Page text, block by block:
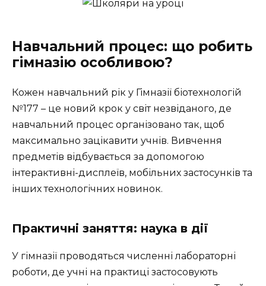
Навчальний процес: що робить
гімназію особливою?
Кожен навчальний рік у Гімназії біотехнологій
№177 – це новий крок у світ незвіданого, де
навчальний процес організовано так, щоб
максимально зацікавити учнів. Вивчення
предметів відбувається за допомогою
інтерактивні-дисплеїв, мобільних застосунків та
інших технологічних новинок.
Практичні заняття: наука в дії
У гімназії проводяться численні лабораторні
роботи, де учні на практиці застосовують